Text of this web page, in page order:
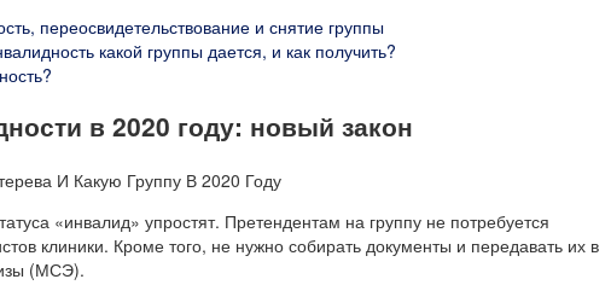
переосвидетельствование и снятие группы
какой группы дается, и как получить?
в 2020 году: новый закон
«инвалид» упростят. Претендентам на группу не потребуется
клиники. Кроме того, не нужно собирать документы и передавать их в
(МСЭ).